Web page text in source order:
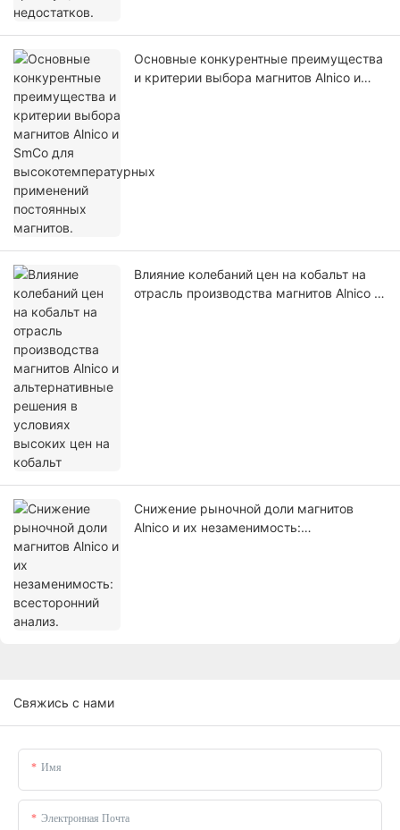
Основные конкурентные преимущества
и критерии выбора магнитов Alnico и
Влияние колебаний цен на кобальт на
отрасль производства магнитов Alnico и
Снижение рыночной доли магнитов
Alnico и их незаменимость:
Свяжись с нами
Имя
Электронная Почта